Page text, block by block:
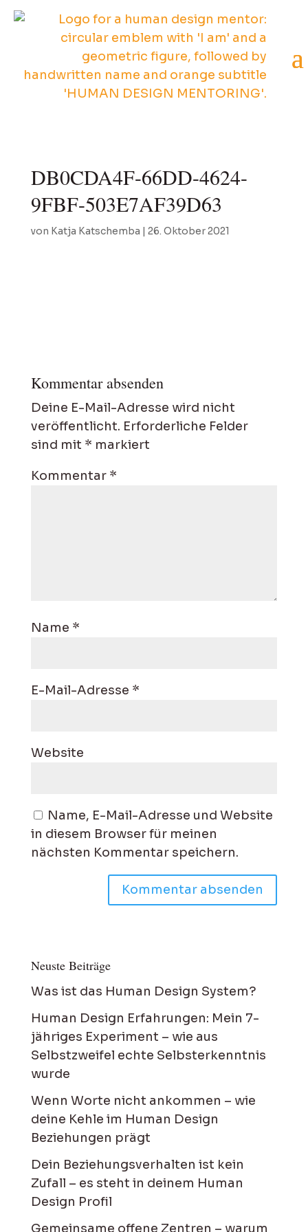
DB0CDA4F-66DD-4624-
9FBF-503E7AF39D63
von Katja Katschemba | 26. Oktober 2021
Kommentar absenden
Deine E-Mail-Adresse wird nicht
veröffentlicht. Erforderliche Felder
sind mit * markiert
Kommentar *
Name *
E-Mail-Adresse *
Website
Name, E-Mail-Adresse und Website
in diesem Browser für meinen
nächsten Kommentar speichern.
Neuste Beiträge
Was ist das Human Design System?
Human Design Erfahrungen: Mein 7-
jähriges Experiment – wie aus
Selbstzweifel echte Selbsterkenntnis
wurde
Wenn Worte nicht ankommen – wie
deine Kehle im Human Design
Beziehungen prägt
Dein Beziehungsverhalten ist kein
Zufall – es steht in deinem Human
Design Profil
Gemeinsame offene Zentren – warum